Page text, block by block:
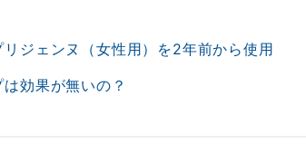
リジェンヌ（女性用）を2年前から使用
は効果が無いの？